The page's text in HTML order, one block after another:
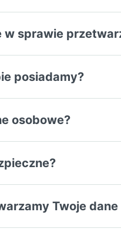
sprawie
posiadamy?
osobowe?
Twoje dane